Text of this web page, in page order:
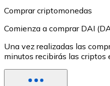
Comprar criptomonedas
Comienza a comprar DAI
Una vez realizadas las
minutos recibirás las criptos